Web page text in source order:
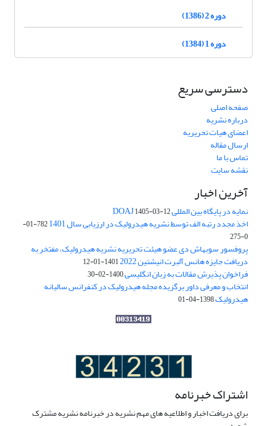
دوره 2 (1386)
دوره 1 (1384)
دسترسی سریع
صفحه اصلی
درباره نشریه
اعضای هیات تحریریه
ارسال مقاله
تماس با ما
نقشه سایت
آخرین اخبار
نمایه در پایگاه بین المللی DOAJ1405-03-12
اخذ مجدد رتبه الف توسط نشریه هیدرولیک در ارزیابی سال 1401
782-01-
0-275
پروفسور سوبهاش دی عضو هیئت تحریریه نشریه هیدرولیک، مفتخر به
دریافت جایزه هانس آلبرت انیشتین 2022 1401-01-12
فراخوان پذیرش مقالات به زبان انگلیسی1400-02-30
انتخاب و معرفی داور برگزیده مجله هیدرولیک در کنفرانس سالیانه
هیدرولیک1398-04-01
اشتراک خبرنامه
برای دریافت اخبار و اطلاعیه های مهم نشریه در خبرنامه نشریه مشترک